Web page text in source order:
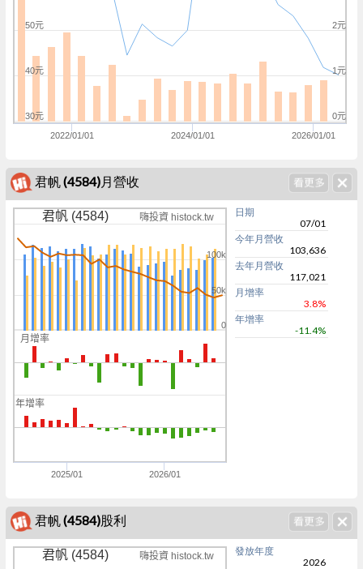
2022/01/01 2024/01/01 2026/01/01
0元
1元
2元
30元
40元
50元
君帆 (4584)月營收
月增率
年增率
君帆 (4584) 嗨投資 histock.tw
2025/01 2026/01
0
50k
100k
日期
07/01
今年月營收
103,636
去年月營收
117,021
月增率
3.8%
年增率
-11.4%
君帆 (4584)股利
君帆 (4584) 嗨投資 histock.tw
發放年度
2026